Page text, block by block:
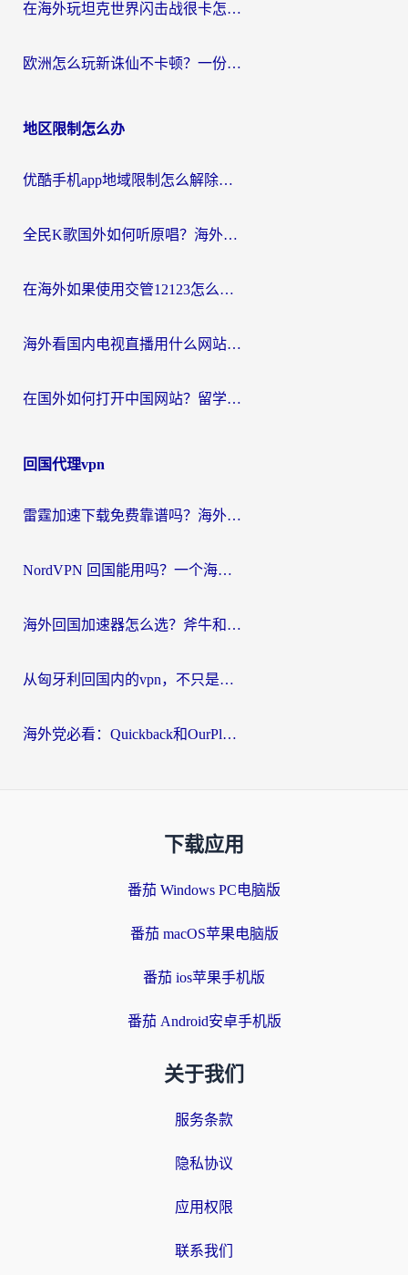
在海外玩坦克世界闪击战很卡怎么办？老玩家亲测有效的加速器选择指南
欧洲怎么玩新诛仙不卡顿？一份给海外游子的国服游戏畅玩指南
地区限制怎么办
优酷手机app地域限制怎么解除？海外党亲测有效的追剧方案
全民K歌国外如何听原唱？海外党亲测有效的回国加速器选择指南
在海外如果使用交管12123怎么处理？留学生亲测有效的回国加速方案
海外看国内电视直播用什么网站比较好？一篇解决你所有追剧难题的实用指南
在国外如何打开中国网站？留学生与海外华人的无缝访问指南
回国代理vpn
雷霆加速下载免费靠谱吗？海外党选回国加速器的避坑指南（附热门工具对比）
NordVPN 回国能用吗？一个海外用户必须面对的真实困境
海外回国加速器怎么选？斧牛和海龟哪个好？一篇帮你避开坑的实用指南
从匈牙利回国内的vpn，不只是为了刷剧那么简单
海外党必看：Quickback和OurPlay好用吗？3分钟选对回国加速器，无缝刷剧玩游戏
下载应用
番茄 Windows PC电脑版
番茄 macOS苹果电脑版
番茄 ios苹果手机版
番茄 Android安卓手机版
关于我们
服务条款
隐私协议
应用权限
联系我们